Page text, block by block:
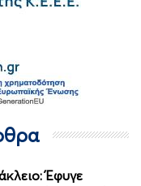
Έφυγε